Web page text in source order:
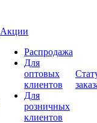
Акции
Распродажа
Для
оптовых
клиентов
Для
розничных
клиентов